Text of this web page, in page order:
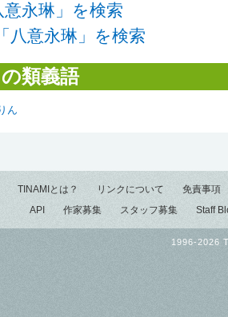
永琳」を検索
八意永琳」を検索
の類義語
ん
TINAMIとは？ リンクについて
免責事項
API
作家募集 スタッフ募集 Staff
1996-2026